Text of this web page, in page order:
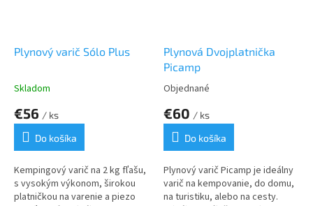
Plynový varič Sólo Plus
Skladom
€56 / ks
Do košíka
Kempingový varič na 2 kg fľašu,
s vysokým výkonom, širokou
platničkou na varenie a piezo
Plynová Dvojplatnička
Picamp
Objednané
€60 / ks
Do košíka
Plynový varič Picamp je ideálny
varič na kempovanie, do domu,
na turistiku, alebo na cesty.